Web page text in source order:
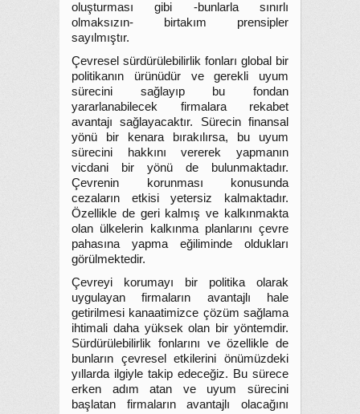
oluşturması gibi -bunlarla sınırlı
olmaksızın- birtakım prensipler
sayılmıştır.
Çevresel sürdürülebilirlik fonları global bir
politikanın ürünüdür ve gerekli uyum
sürecini sağlayıp bu fondan
yararlanabilecek firmalara rekabet
avantajı sağlayacaktır. Sürecin finansal
yönü bir kenara bırakılırsa, bu uyum
sürecini hakkını vererek yapmanın
vicdani bir yönü de bulunmaktadır.
Çevrenin korunması konusunda
cezaların etkisi yetersiz kalmaktadır.
Özellikle de geri kalmış ve kalkınmakta
olan ülkelerin kalkınma planlarını çevre
pahasına yapma eğiliminde oldukları
görülmektedir.
Çevreyi korumayı bir politika olarak
uygulayan firmaların avantajlı hale
getirilmesi kanaatimizce çözüm sağlama
ihtimali daha yüksek olan bir yöntemdir.
Sürdürülebilirlik fonlarını ve özellikle de
bunların çevresel etkilerini önümüzdeki
yıllarda ilgiyle takip edeceğiz. Bu sürece
erken adım atan ve uyum sürecini
başlatan firmaların avantajlı olacağını